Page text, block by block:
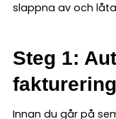
slappna av och
Steg 1:
Innan du går på